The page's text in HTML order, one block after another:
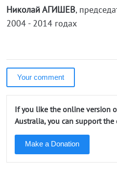
Николай АГИШЕВ,
2004 - 2014 годах
Your comment
If you like the online version
Australia, you can support
Make a Donation